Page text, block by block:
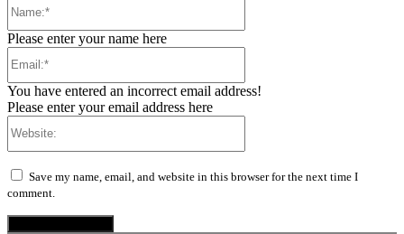
Please enter your name here
You have entered an incorrect email address!
Please enter your email address here
Save my name, email, and website in this browser for the next time I
comment.